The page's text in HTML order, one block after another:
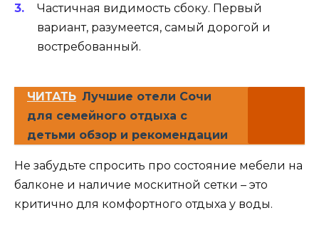
Частичная видимость сбоку. Первый
вариант, разумеется, самый дорогой и
востребованный.
ЧИТАТЬ Лучшие отели Сочи
для семейного отдыха с
детьми обзор и рекомендации
Не забудьте спросить про состояние мебели на
балконе и наличие москитной сетки – это
критично для комфортного отдыха у воды.